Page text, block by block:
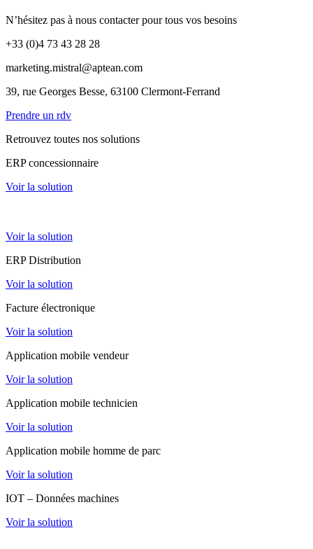
N’hésitez pas à nous contacter pour tous vos besoins
+33 (0)4 73 43 28 28
marketing.mistral@aptean.com
39, rue Georges Besse, 63100 Clermont-Ferrand
Prendre un rdv
Retrouvez toutes nos solutions
ERP concessionnaire
Voir la solution
Voir la solution
ERP Distribution
Voir la solution
Facture électronique
Voir la solution
Application mobile vendeur
Voir la solution
Application mobile technicien
Voir la solution
Application mobile homme de parc
Voir la solution
IOT – Données machines
Voir la solution